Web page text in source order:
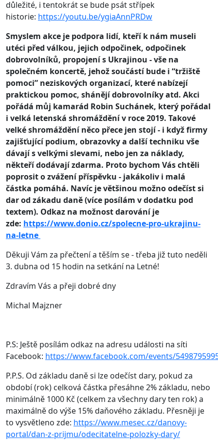
důležité, i tentokrát se bude psát střípek
historie: https://youtu.be/ygiaAnnPRDw
Smyslem akce je podpora lidí, kteří k nám museli
utéci před válkou, jejich odpočinek, odpočinek
dobrovolníků, propojení s Ukrajinou - vše na
společném koncertě, jehož součástí bude i “tržiště
pomoci” neziskových organizací, které nabízejí
praktickou pomoc, shánějí dobrovolníky atd. Akci
pořádá můj kamarád Robin Suchánek, který pořádal
i velká letenská shromáždění v roce 2019. Takové
velké shromáždění něco přece jen stojí - i když firmy
zajišťující podium, obrazovky a další techniku vše
dávají s velkými slevami, nebo jen za náklady,
někteří dodávají zdarma. Proto bychom Vás chtěli
poprosit o zvážení příspěvku - jakákoliv i malá
částka pomáhá. Navíc je většinou možno odečíst si
dar od zákadu daně (více posílám v dodatku pod
textem). Odkaz na možnost darování je
zde: https://www.donio.cz/spolecne-pro-ukrajinu-
na-letne
Děkuji Vám za přečtení a těším se - třeba již tuto neděli
3. dubna od 15 hodin na setkání na Letné!
Zdravím Vás a přeji dobré dny
Michal Majzner
P.S: Ještě posílám odkaz na adresu události na síti
Facebook: https://www.facebook.com/events/
P.P.S. Od základu daně si lze odečíst dary, pokud za
období (rok) celková částka přesáhne 2% základu, nebo
minimálně 1000 Kč (celkem za všechny dary ten rok) a
maximálně do výše 15% daňového základu. Přesněji je
to vysvětleno zde: https://www.mesec.cz/danovy-
portal/dan-z-prijmu/odecitatelne-polozky-dary/